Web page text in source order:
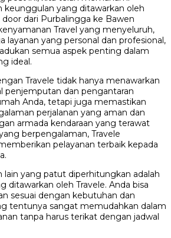
keunggulan yang ditawarkan oleh
dari Purbalingga ke Bawen
Travel yang menyeluruh,
layanan yang personal dan profesional,
semua aspek penting dalam
ideal.
Travele tidak hanya menawarkan
penjemputan dan pengantaran
Anda, tetapi juga memastikan
perjalanan yang aman dan
armada kendaraan yang terawat
berpengalaman, Travele
pelayanan terbaik kepada
lain yang patut diperhitungkan adalah
ditawarkan oleh Travele. Anda bisa
sesuai dengan kebutuhan dan
tentunya sangat memudahkan dalam
tanpa harus terikat dengan jadwal